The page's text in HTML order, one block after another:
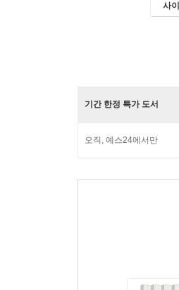
사
기간 한정 특가 도서
오직, 예스24에서만